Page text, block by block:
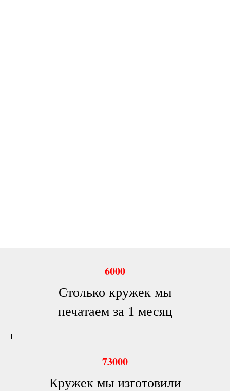
6000
Столько кружек мы
печатаем за 1 месяц
73000
Кружек мы изготовили